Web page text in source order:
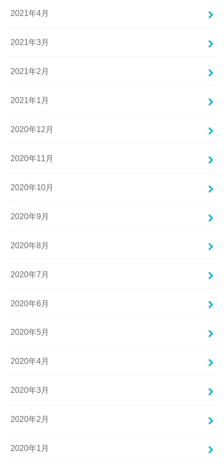
2021年4月
2021年3月
2021年2月
2021年1月
2020年12月
2020年11月
2020年10月
2020年9月
2020年8月
2020年7月
2020年6月
2020年5月
2020年4月
2020年3月
2020年2月
2020年1月